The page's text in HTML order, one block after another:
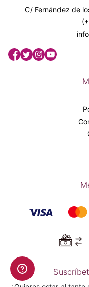
C/ Fernández de